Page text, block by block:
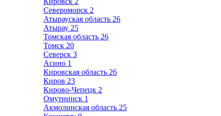
Североморск 2
Атырауская область 26
Атырау 25
Томская область 26
Томск 20
Северск 3
Асино 1
Кировская область 26
Киров 23
Кирово-Чепецк 2
Омутнинск 1
Акмолинская область 25